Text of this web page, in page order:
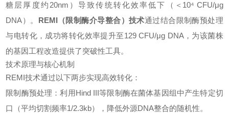
糖层厚度约20nm）导致传统转化效率低下（＜10⁴ CFU/μg
DNA）。 REMI（限制酶介导整合）技术通过结合限制酶预处理
与电转化，成功将转化效率提升至129 CFU/μg DNA，为该菌株
的基因工程改造提供了突破性工具。
技术原理与核心机制
REMI技术通过以下两步实现高效转化：
限制酶预处理：利用Hind III等限制酶在菌体基因组中产生特定切
口（平均切割频率1/2.3kb），降低外源DNA整合的随机性。